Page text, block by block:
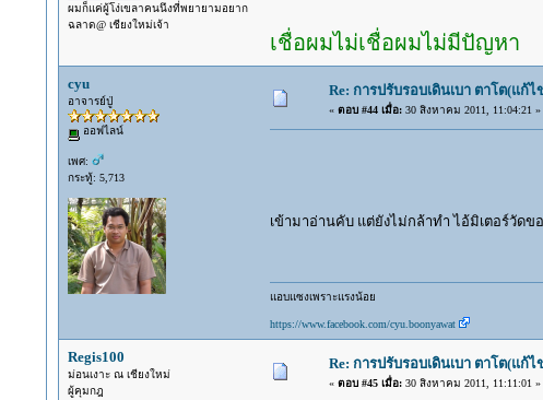
ผมก็แค่ผู้โง่เขลาคนนึงที่พยายามอยาก
ฉลาด@ เชียงใหม่เจ้า
ค้น
เชื่อผมไม่เชื่อผมไม่มีปัญหา
cyu
อาจารย์ปู่
ออฟไลน์
เพศ:
กระทู้: 5,713
Re: การปรับรอบเดินเบา ตาโต(แก้
« ตอบ #44 เมื่อ:30 สิงหาคม 2011, 11:04:21 »
เข้ามาอ่านคับ แต่ยังไม่กล้าทำ ไอ้มิเตอร์วัด
แอบแซงเพราะแรงน้อย
https://www.facebook.com/cyu.boonyawat
Regis100
ม่อนเงาะ ณ เชียงใหม่
ผู้คุมกฎ
Re: การปรับรอบเดินเบา ตาโต(แก้
« ตอบ #45 เมื่อ:30 สิงหาคม 2011, 11:11:01 »